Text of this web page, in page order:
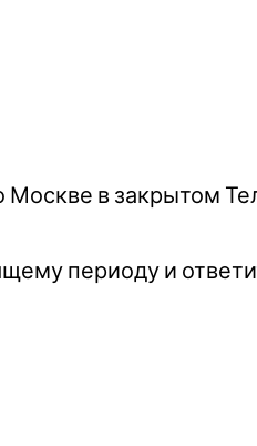
Москве в закрытом
периоду и